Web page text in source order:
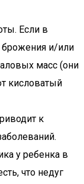
Если в
и/или
масс (они
кисловатый
к
у ребенка в
что недуг